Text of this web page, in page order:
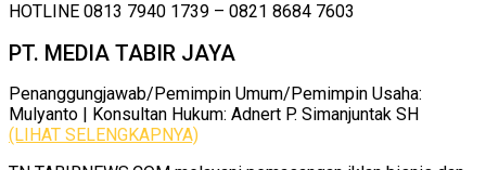
HOTLINE 0813 7940 1739 – 0821 8684 7603
PT. MEDIA TABIR JAYA
Penanggungjawab/Pemimpin Umum/Pemimpin Usaha:
Mulyanto | Konsultan Hukum: Adnert P. Simanjuntak SH
(LIHAT SELENGKAPNYA)